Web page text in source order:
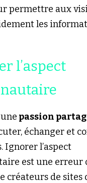
permettre aux
les
l’aspect
passion
échanger et
Ignorer l’aspect
est une erreur
créateurs de sites